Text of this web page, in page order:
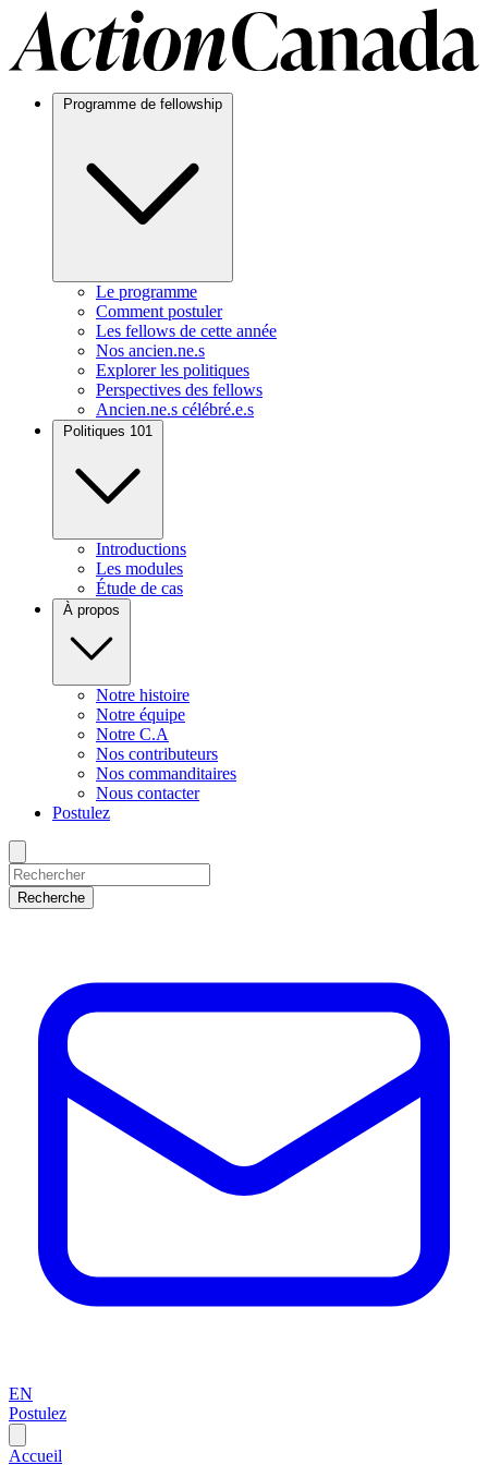
Le programme
Comment postuler
Les fellows de cette année
Nos ancien.ne.s
Explorer les politiques
Perspectives des fellows
Ancien.ne.s célébré.e.s
Introductions
Les modules
Étude de cas
Notre histoire
Notre équipe
Notre C.A
Nos contributeurs
Nos commanditaires
Nous contacter
Postulez
Recherche
EN
Postulez
Accueil